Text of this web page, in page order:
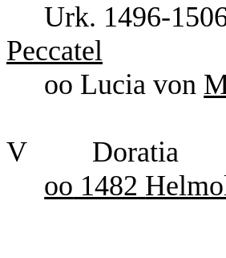
Urk. 1496-
Peccatel
oo Lucia von
V
Doratia
oo 1482